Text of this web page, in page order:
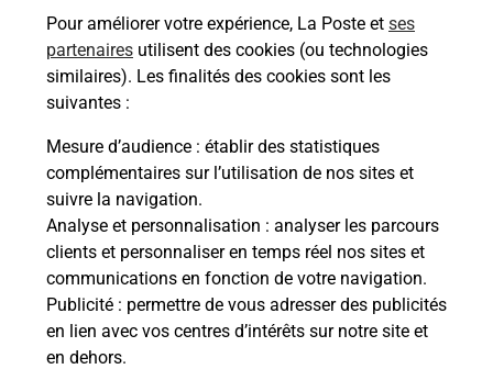
Pour améliorer votre expérience, La Poste et ses
partenaires utilisent des cookies (ou technologies
similaires). Les finalités des cookies sont les
suivantes :
Mesure d’audience : établir des statistiques
complémentaires sur l’utilisation de nos sites et
suivre la navigation.
Analyse et personnalisation : analyser les parcours
clients et personnaliser en temps réel nos sites et
communications en fonction de votre navigation.
Publicité : permettre de vous adresser des publicités
en lien avec vos centres d’intérêts sur notre site et
en dehors.
Envoyer un colis
Vous souhaitez envoyer un colis depuis : TROYES
CHARTREUX (10000) ? Découvrez toutes les
solutions proposées par La Poste.
En savoir plus